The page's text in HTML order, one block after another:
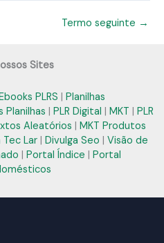
Termo seguinte →
Sites
PLRS | Planilhas
Planilhas | PLR Digital | MKT | PLR
Aleatórios | MKT Produtos
Tec Lar | Divulga Seo | Visão de
| Portal Índice | Portal